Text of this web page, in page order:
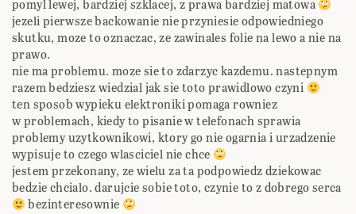
pomyl lewej, bardziej szklacej, z prawa bardziej matowa
jezeli pierwsze backowanie nie przyniesie odpowiedniego
skutku, moze to oznaczac, ze zawinales folie na lewo a nie na
prawo.
nie ma problemu. moze sie to zdarzyc kazdemu. nastepnym
razem bedziesz wiedzial jak sie toto prawidlowo czyni
ten sposob wypieku elektroniki pomaga rowniez
w problemach, kiedy to pisanie w telefonach sprawia
problemy uzytkownikowi, ktory go nie ogarnia i urzadzenie
wypisuje to czego wlasciciel nie chce
jestem przekonany, ze wielu za ta podpowiedz dziekowac
bedzie chcialo. darujcie sobie toto, czynie to z dobrego serca
bezinteresownie